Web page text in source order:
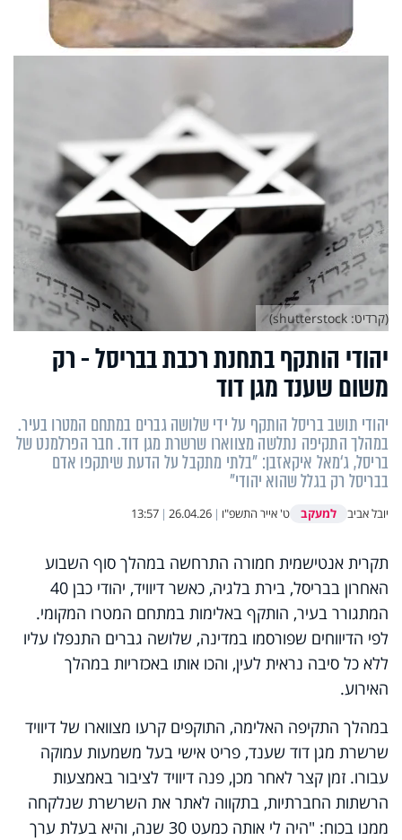
יהודי הותקף בתחנת רכבת בבריסל - רק
משום שענד מגן דוד
יהודי תושב בריסל הותקף על ידי שלושה גברים במתחם המטרו בעיר.
במהלך התקיפה נתלשה מצווארו שרשרת מגן דוד. חבר הפרלמנט של
בריסל, ג‘מאל איקאזבן: "בלתי מתקבל על הדעת שיתקפו אדם
בבריסל רק בגלל שהוא יהודי"
יובל אביב למעקב ט' אייר התשפ"ו |
26.04.26
|
13:57
(קרדיט: shutterstock)
תקרית אנטישמית חמורה התרחשה במהלך סוף השבוע
האחרון בבריסל, בירת בלגיה, כאשר דיוויד, יהודי כבן 40
המתגורר בעיר, הותקף באלימות במתחם המטרו המקומי.
לפי הדיווחים שפורסמו במדינה, שלושה גברים התנפלו עליו
ללא כל סיבה נראית לעין, והכו אותו באכזריות במהלך
האירוע.
במהלך התקיפה האלימה, התוקפים קרעו מצווארו של דיוויד
שרשרת מגן דוד שענד, פריט אישי בעל משמעות עמוקה
עבורו. זמן קצר לאחר מכן, פנה דיוויד לציבור באמצעות
הרשתות החברתיות, בתקווה לאתר את השרשרת שנלקחה
ממנו בכוח: "היה לי אותה כמעט 30 שנה, והיא בעלת ערך